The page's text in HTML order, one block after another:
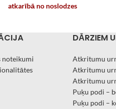
atkarībā no noslodzes
noteikumi
DĀRZIEM
Atkritumu
Atkritumu
Atkritumu
Puķu podi –
Puķu podi –